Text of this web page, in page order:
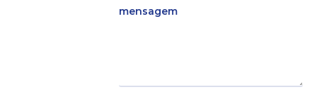
mensagem